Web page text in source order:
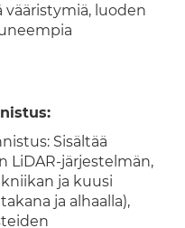
luoden
Sisältää
LiDAR-järjestelmän,
ja kuusi
ja alhaalla),